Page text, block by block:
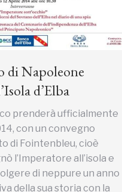
di Napoleone
d’Elba
prenderà ufficialmente
con un convegno
di Fointenbleu, cioè
l’Imperatore all’isola e
di neppure un anno
della sua storia con la